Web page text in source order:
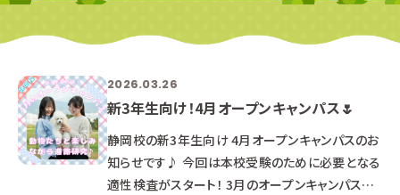
2026.03.26
新3年生向け！4月オープンキャンパス🌷
静岡校の新3年生向け 4月オープンキャンパスのお
知らせです♪ 今回は本校受験のために必要となる
適性検査がスタート！ 3月のオープンキャンパスに